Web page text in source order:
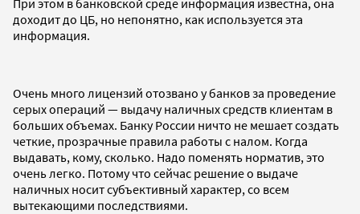
доходит до ЦБ, но непонятно, как используется эта
информация.
Очень много лицензий отозвано у банков за проведение
серых операций — выдачу наличных средств клиентам в
больших объемах. Банку России ничто не мешает создать
четкие, прозрачные правила работы с налом. Когда
выдавать, кому, сколько. Надо поменять норматив, это
очень легко. Потому что сейчас решение о выдаче
наличных носит субъективный характер, со всем
вытекающими последствиями.